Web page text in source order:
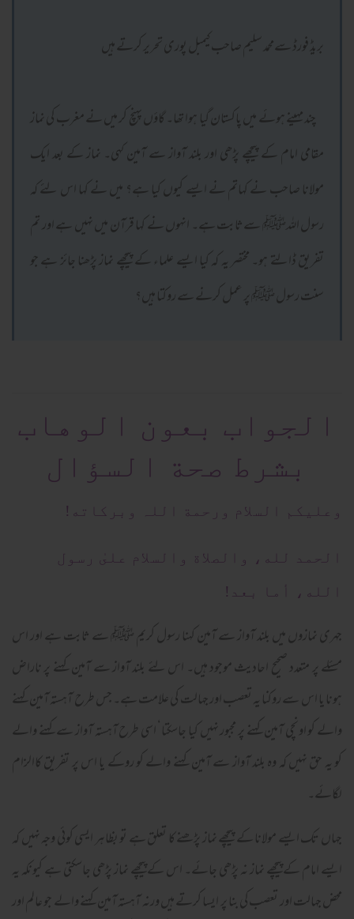
بریڈ فورڈ سےمحمد سلیم صاحب کیمبل پوری تحریر کرتے ہیں
چند مہینے ہوئے میں پاکستان گیا ہوا تھا۔ گاؤں پہنچ کر میں نے مغرب کی نماز
مقامی امام کے پیچھے پڑھی اور بلند آواز سے آمین کہی۔ نماز کے بعد ایک
مولانا صاحب نے کہاتم نے ایسے کیوں کیا ہے؟ میں نے کہا اس لئے کہ
رسول اللہﷺ سےثابت ہے۔ انہوں نے کہا قرآن میں نہیں ہے اور تم
تفریق ڈالتے ہو۔ مختصر یہ کہ کیا ایسے علماء کے پیچھے نماز پڑھنا جائز ہے جو
سنت رسول ﷺ پر عمل کرنے سے روکتا ہیں؟
الجواب بعون الوهاب
بشرط صحة السؤال
وعلیکم السلام ورحمة اللہ وبرکاته!
الحمد لله، والصلاة والسلام علىٰ رسول
الله، أما بعد!
جہری نمازوں میں بلند آواز سے آمین کہنا رسول کریم ﷺ سے ثابت ہے اور اس
مسئلے پر متعدد صحیح احادیث موجود ہیں۔ اس لئے بلند آواز سے آمین کہنے پر ناراض
ہونا یا اس سے روکنا یہ تعصب اور جہالت کی علامت ہے۔ جس طرح آہستہ آمین کہنے
والے کو اونچی آمین کہنے پر مجبور نہیں کیا جاسکتا‘ اسی طرح آہستہ آواز سے کہنے والے
کو یہ حق نہیں کہ وہ بلند آواز سے آمین کہنے والے کو روکے یا اس پر تفریق کاالزام
لگائے۔
جہاں تک ایسے مولانا کے پیچھے نماز پڑھنے کا تعلق ہے تو بظاہر ایسی کوئی وجہ نہیں کہ
ایسے امام کےپیچھے نماز نہ پڑھی جائے۔ اس کےپیچھے نماز پڑھی جاسکتی ہے کیونکہ یہ
محض جہالت اور تعصب کی بنا پر ایسا کرتے ہیں ورنہ آہستہ آمین کہنے والے جو عالم اور